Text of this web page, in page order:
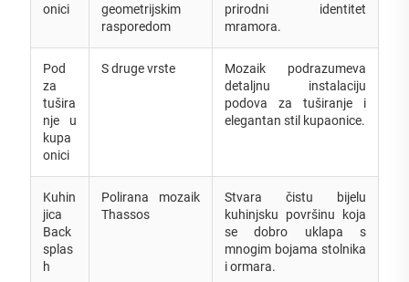
onici
geometrijskim
rasporedom
prirodni identitet
mramora.
Pod
za
tušira
nje u
kupa
onici
S druge vrste
Mozaik podrazumeva
detaljnu instalaciju
podova za tuširanje i
elegantan stil kupaonice.
Kuhin
jica
Back
splas
h
Polirana mozaik
Thassos
Stvara čistu bijelu
kuhinjsku površinu koja
se dobro uklapa s
mnogim bojama stolnika
i ormara.